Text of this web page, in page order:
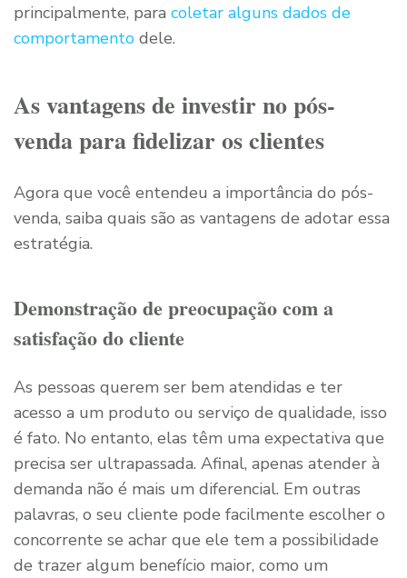
principalmente, para coletar alguns dados de
comportamento dele.
As vantagens de investir no pós-
venda para fidelizar os clientes
Agora que você entendeu a importância do pós-
venda, saiba quais são as vantagens de adotar essa
estratégia.
Demonstração de preocupação com a
satisfação do cliente
As pessoas querem ser bem atendidas e ter
acesso a um produto ou serviço de qualidade, isso
é fato. No entanto, elas têm uma expectativa que
precisa ser ultrapassada. Afinal, apenas atender à
demanda não é mais um diferencial. Em outras
palavras, o seu cliente pode facilmente escolher o
concorrente se achar que ele tem a possibilidade
de trazer algum benefício maior, como um